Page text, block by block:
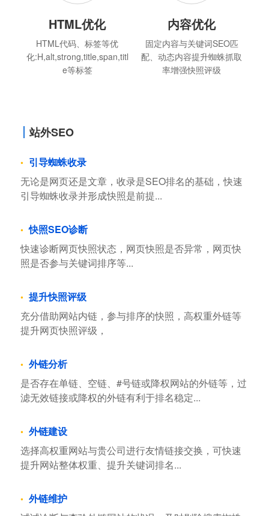
HTML优化
HTML代码、标签等优
化:H,alt,strong,title,span,titl
e等标签
内容优化
固定内容与关键词SEO匹
配、动态内容提升蜘蛛抓取
率增强快照评级
站外SEO
引导蜘蛛收录
无论是网页还是文章，收录是SEO排名的基础，快速
引导蜘蛛收录并形成快照是前提...
快照SEO诊断
快速诊断网页快照状态，网页快照是否异常，网页快
照是否参与关键词排序等...
提升快照评级
充分借助网站内链，参与排序的快照，高权重外链等
提升网页快照评级，
外链分析
是否存在单链、空链、#号链或降权网站的外链等，过
滤无效链接或降权的外链有利于排名稳定...
外链建设
选择高权重网站与贵公司进行友情链接交换，可快速
提升网站整体权重、提升关键词排名...
外链维护